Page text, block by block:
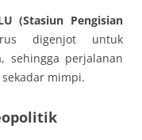
(Stasiun Pengisian
digenjot untuk
sehingga perjalanan
mimpi.